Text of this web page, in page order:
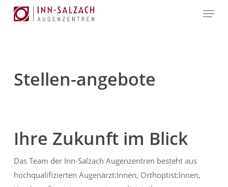
Skip
Menu
Stellen-angebote
Ihre Zukunft im Blick
Das Team der Inn-Salzach Augenzentren besteht aus
hochqualifizierten Augenärzt:Innen, Orthoptist:Innen,